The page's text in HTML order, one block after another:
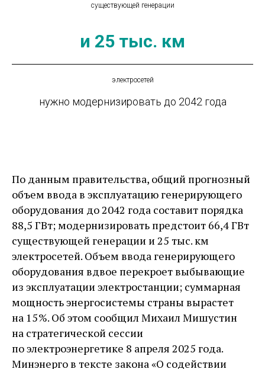
существующей генерации
и 25 тыс. км
электросетей
нужно модернизировать до 2042 года
По данным правительства, общий прогнозный
объем ввода в эксплуатацию генерирующего
оборудования до 2042 года составит порядка
88,5 ГВт; модернизировать предстоит 66,4 ГВт
существующей генерации и 25 тыс. км
электросетей. Объем ввода генерирующего
оборудования вдвое перекроет выбывающие
из эксплуатации электростанции; суммарная
мощность энергосистемы страны вырастет
на 15 %. Об этом сообщил Михаил Мишустин
на стратегической сессии
по электроэнергетике 8 апреля 2025 года.
Минэнерго в тексте закона «О содействии